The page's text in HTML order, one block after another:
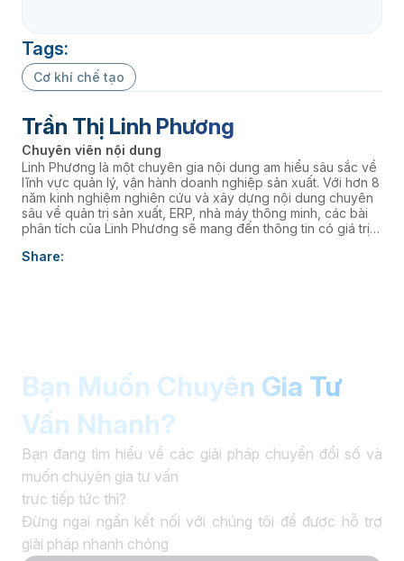
Tags:
Cơ khí chế tạo
Trần Thị Linh Phương
Chuyên viên nội dung
Linh Phương là một chuyên gia nội dung am hiểu sâu sắc về
lĩnh vực quản lý, vận hành doanh nghiệp sản xuất. Với hơn 8
năm kinh nghiệm nghiên cứu và xây dựng nội dung chuyên
sâu về quản trị sản xuất, ERP, nhà máy thông minh, các bài
phân tích của Linh Phương sẽ mang đến thông tin có giá trị
thúc đẩy chuyển đổi số. âaaa
Share:
Bạn Muốn Chuyên Gia Tư
Vấn Nhanh?
Bạn đang tìm hiểu về các giải pháp chuyển đổi số và
muốn chuyên gia tư vấn
trực tiếp tức thì?
Đừng ngại ngần kết nối với chúng tôi để được hỗ trợ
giải pháp nhanh chóng